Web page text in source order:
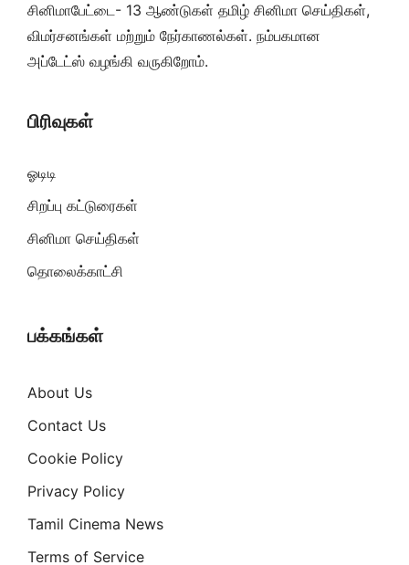
சினிமாபேட்டை- 13 ஆண்டுகள் தமிழ் சினிமா செய்திகள்,
விமர்சனங்கள் மற்றும் நேர்காணல்கள். நம்பகமான
அப்டேட்ஸ் வழங்கி வருகிறோம்.
பிரிவுகள்
ஓடிடி
சிறப்பு கட்டுரைகள்
சினிமா செய்திகள்
தொலைக்காட்சி
பக்கங்கள்
About Us
Contact Us
Cookie Policy
Privacy Policy
Tamil Cinema News
Terms of Service